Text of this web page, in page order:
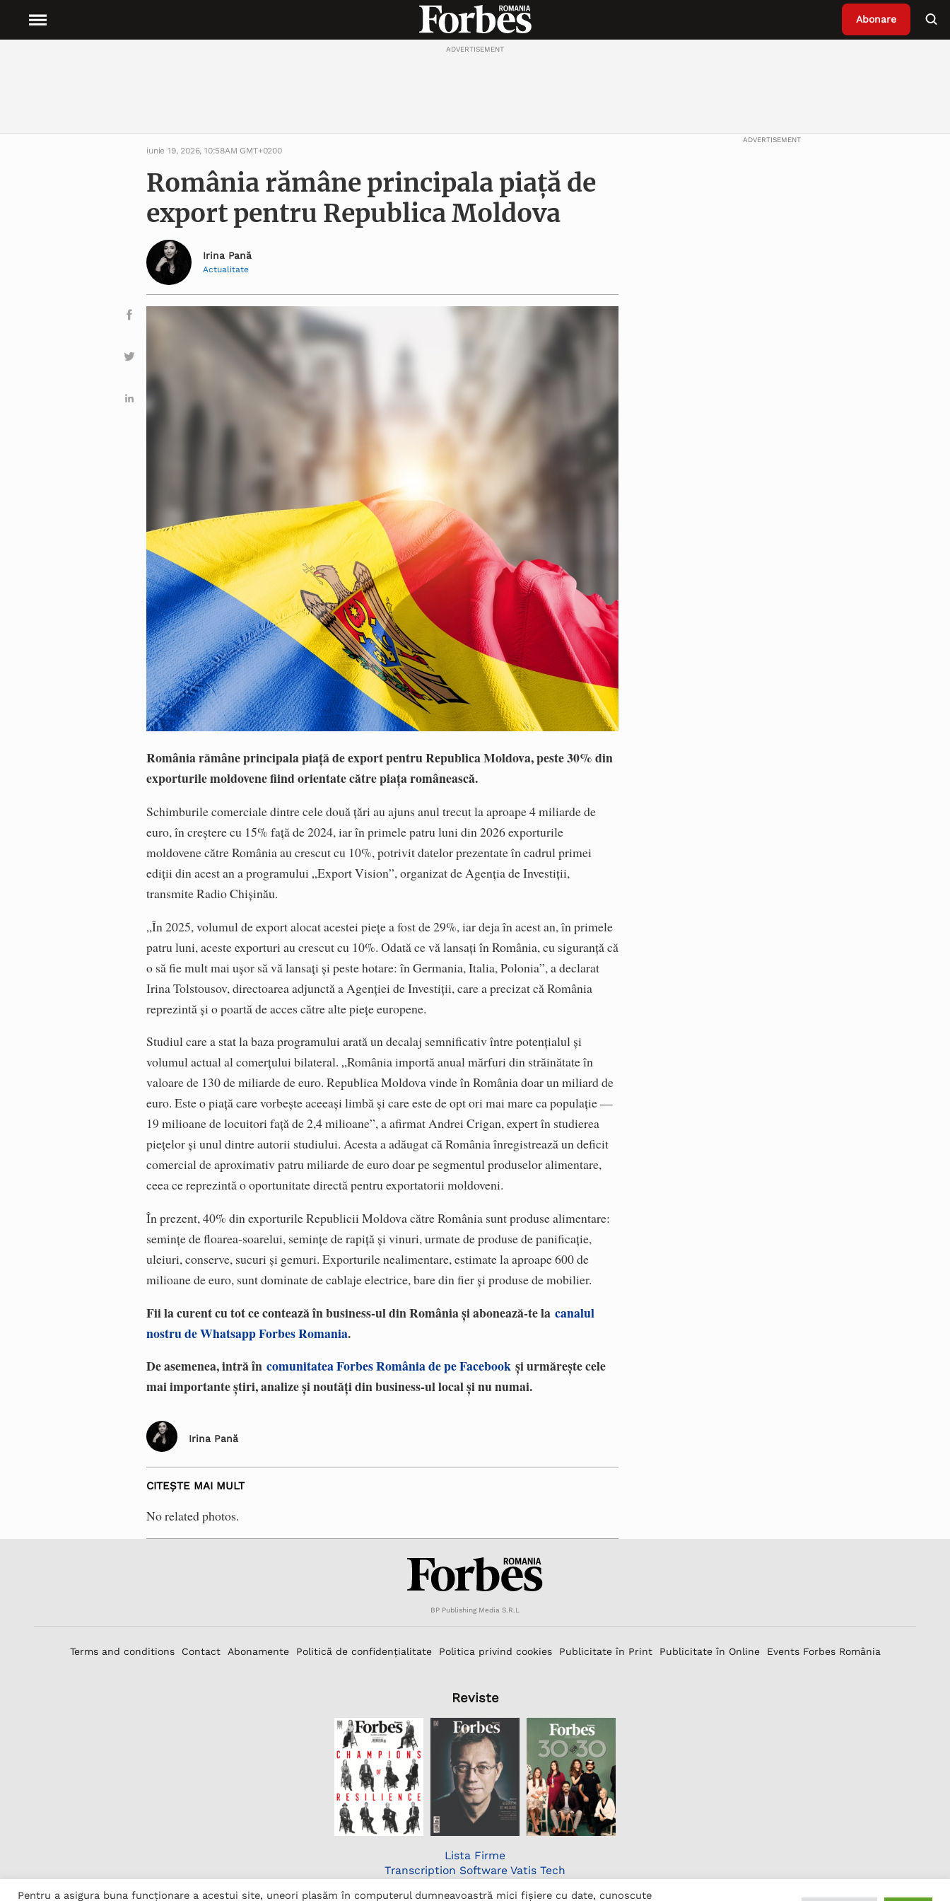
Abonare
ADVERTISEMENT
iunie 19, 2026, 10:58AM GMT+0200
România rămâne principala piață de
export pentru Republica Moldova
Irina Pană
Actualitate
România rămâne principala piață de export pentru Republica Moldova, peste 30% din
exporturile moldovene fiind orientate către piața românească.
Schimburile comerciale dintre cele două țări au ajuns anul trecut la aproape 4 miliarde de
euro, în creștere cu 15% față de 2024, iar în primele patru luni din 2026 exporturile
moldovene către România au crescut cu 10%, potrivit datelor prezentate în cadrul primei
ediții din acest an a programului „Export Vision”, organizat de Agenția de Investiții,
transmite Radio Chișinău.
„În 2025, volumul de export alocat acestei piețe a fost de 29%, iar deja în acest an, în primele
patru luni, aceste exporturi au crescut cu 10%. Odată ce vă lansați în România, cu siguranță că
o să fie mult mai ușor să vă lansați și peste hotare: în Germania, Italia, Polonia”, a declarat
Irina Tolstousov, directoarea adjunctă a Agenției de Investiții, care a precizat că România
reprezintă și o poartă de acces către alte piețe europene.
Studiul care a stat la baza programului arată un decalaj semnificativ între potențialul și
volumul actual al comerțului bilateral. „România importă anual mărfuri din străinătate în
valoare de 130 de miliarde de euro. Republica Moldova vinde în România doar un miliard de
euro. Este o piață care vorbește aceeași limbă și care este de opt ori mai mare ca populație —
19 milioane de locuitori față de 2,4 milioane”, a afirmat Andrei Crigan, expert în studierea
piețelor și unul dintre autorii studiului. Acesta a adăugat că România înregistrează un deficit
comercial de aproximativ patru miliarde de euro doar pe segmentul produselor alimentare,
ceea ce reprezintă o oportunitate directă pentru exportatorii moldoveni.
În prezent, 40% din exporturile Republicii Moldova către România sunt produse alimentare:
semințe de floarea-soarelui, semințe de rapiță și vinuri, urmate de produse de panificație,
uleiuri, conserve, sucuri și gemuri. Exporturile nealimentare, estimate la aproape 600 de
milioane de euro, sunt dominate de cablaje electrice, bare din fier și produse de mobilier.
Fii la curent cu tot ce contează în business-ul din România și abonează-te lacanalul
nostru de Whatsapp Forbes Romania.
De asemenea, intră încomunitatea Forbes România de pe Facebook și urmărește cele
mai importante știri, analize și noutăți din business-ul local și nu numai.
Irina Pană
CITEȘTE MAI MULT
No related photos.
BP Publishing Media S.R.L
Terms and conditions Contact Abonamente Politică de confidențialitate Politica privind cookies Publicitate în Print Publicitate în Online Events Forbes România
Reviste
Lista Firme
Transcription Software Vatis Tech
Găzduire web
Pentru a asigura buna funcționare a acestui site, uneori plasăm în computerul dumneavoastră mici fișiere cu date, cunoscute